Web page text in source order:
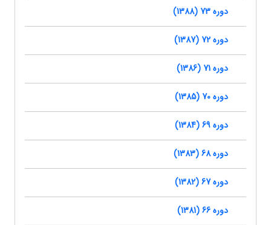
دوره 73 (1388)
دوره 72 (1387)
دوره 71 (1386)
دوره 70 (1385)
دوره 69 (1384)
دوره 68 (1383)
دوره 67 (1382)
دوره 66 (1381)